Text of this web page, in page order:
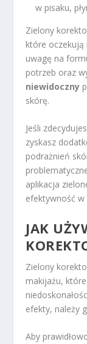
w pisaku,
Zielony
które oczekują
uwagę na
potrzeb oraz
niewidoczny
skórę.
Jeśli
zyskasz
podrażnień
aplikacja
efektywność w
JAK
Zielony
makijażu,
efekty, należy
Aby